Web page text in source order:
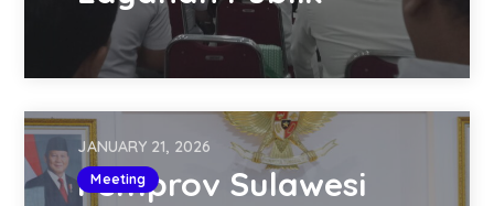
Meeting
JANUARY 21, 2026
Pemprov Sulawesi